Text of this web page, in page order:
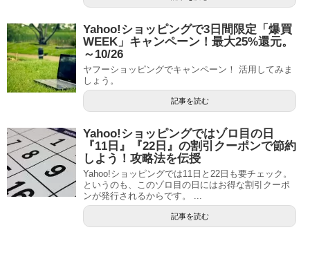
Yahoo!ショッピングで3日間限定「爆買
WEEK」キャンペーン！最大25%還元。
～10/26
ヤフーショッピングでキャンペーン！ 活用してみま
しょう。
記事を読む
Yahoo!ショッピングではゾロ目の日
『11日』『22日』の割引クーポンで節約
しよう！攻略法を伝授
Yahoo!ショッピングでは11日と22日も要チェック。
というのも、このゾロ目の日にはお得な割引クーポ
ンが発行されるからです。 ...
記事を読む